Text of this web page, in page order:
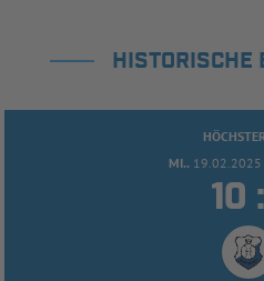
HISTORISCHE
MI..
 :